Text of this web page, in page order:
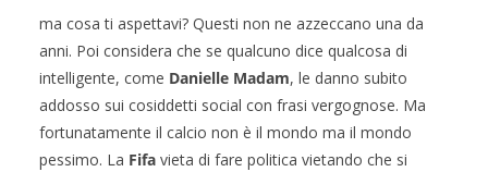
ma cosa ti aspettavi? Questi non ne azzeccano una da
anni. Poi considera che se qualcuno dice qualcosa di
intelligente, come Danielle Madam, le danno subito
addosso sui cosiddetti social con frasi vergognose. Ma
fortunatamente il calcio non è il mondo ma il mondo
pessimo. La Fifa vieta di fare politica vietando che si